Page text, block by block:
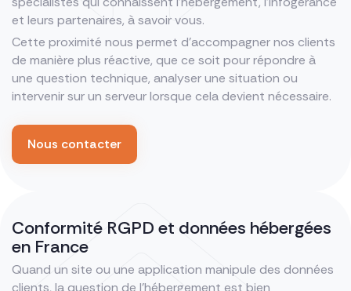
et leurs partenaires, à savoir vous.
Cette proximité nous permet d’accompagner nos clients
de manière plus réactive, que ce soit pour répondre à
une question technique, analyser une situation ou
intervenir sur un serveur lorsque cela devient nécessaire.
Nous contacter
Conformité RGPD et données hébergées
en France
Quand un site ou une application manipule des données